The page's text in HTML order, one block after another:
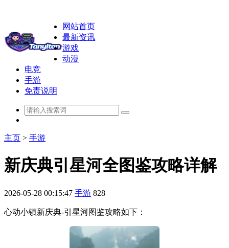
网站首页
最新资讯
游戏
动漫
电竞
手游
免责说明
主页 > 手游
新庆典引星河全图鉴攻略详解
2026-05-28 00:15:47 手游 828
心动小镇新庆典-引星河图鉴攻略如下：